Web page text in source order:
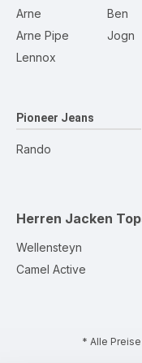
Arne
Arne Pipe
Lennox
Ben
Jogn
Pioneer Jeans
Rando
Herren Jacken
Wellensteyn
Camel Active
* Alle